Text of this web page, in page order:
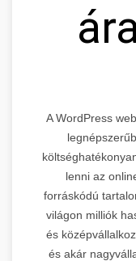
A WordPress
lenni az
forráskódú
világon milliók
és
és akár